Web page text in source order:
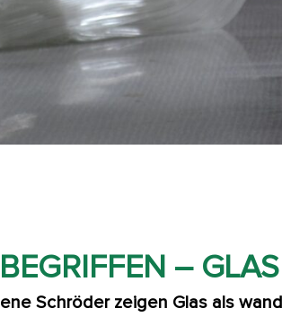
– GLAS
Schröder zeigen Glas als